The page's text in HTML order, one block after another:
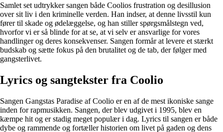
Samlet set udtrykker sangen både Coolios frustration og desillusion
over sit liv i den kriminelle verden. Han indser, at denne livsstil kun
fører til skade og ødelæggelse, og han stiller spørgsmålstegn ved,
hvorfor vi er så blinde for at se, at vi selv er ansvarlige for vores
handlinger og deres konsekvenser. Sangen formår at levere et stærkt
budskab og sætte fokus på den brutalitet og de tab, der følger med
gangsterlivet.
Lyrics og sangtekster fra Coolio
Sangen Gangstas Paradise af Coolio er en af de mest ikoniske sange
inden for rapmusikken. Sangen, der blev udgivet i 1995, blev en
kæmpe hit og er stadig meget populær i dag. Lyrics til sangen er både
dybe og rammende og fortæller historien om livet på gaden og dens